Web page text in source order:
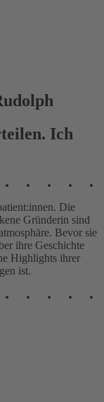
Ich
Die
Gründerin sind
Bevor sie
ihre Geschichte
Highlights ihrer
ist.